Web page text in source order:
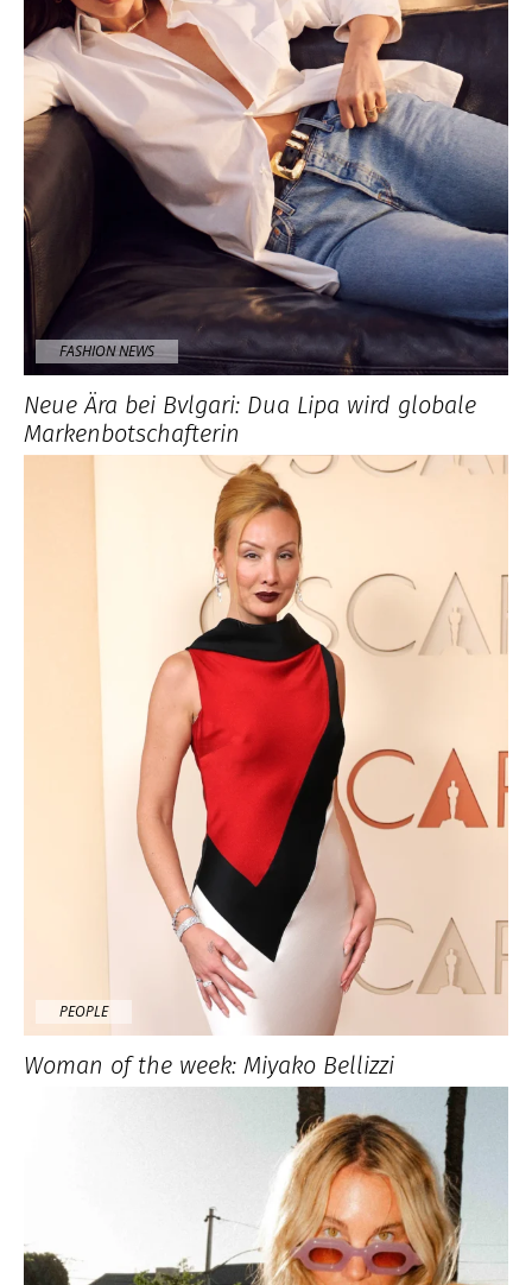
FASHION NEWS
Neue Ära bei Bvlgari: Dua Lipa wird globale
Markenbotschafterin
PEOPLE
Woman of the week: Miyako Bellizzi